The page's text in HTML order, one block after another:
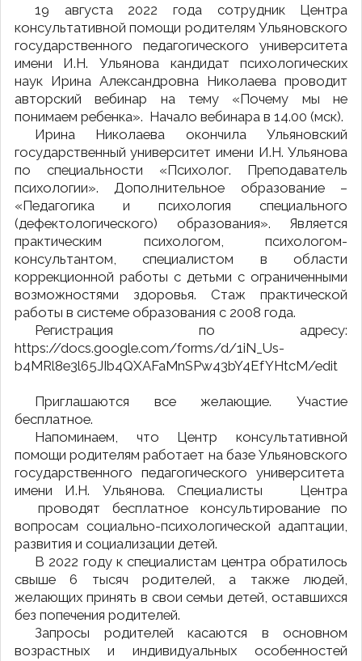
19 августа 2022 года сотрудник Центра
консультативной помощи родителям Ульяновского
государственного педагогического университета
имени И.Н. Ульянова кандидат психологических
наук Ирина Александровна Николаева проводит
авторский вебинар на тему «Почему мы не
понимаем ребенка». Начало вебинара в 14.00 (мск).
Ирина Николаева окончила Ульяновский
государственный университет имени И.Н. Ульянова
по специальности «Психолог. Преподаватель
психологии». Дополнительное образование –
«Педагогика и психология специального
(дефектологического) образования». Является
практическим психологом, психологом-
консультантом, специалистом в области
коррекционной работы с детьми с ограниченными
возможностями здоровья. Стаж практической
работы в системе образования с 2008 года.
Регистрация по адресу:
https://docs.google.com/forms/d/1iN_Us-
b4MRl8e3l65JIb4QXAFaMnSPw43bY4EfYHtcM/edit
Приглашаются все желающие. Участие
бесплатное.
Напоминаем, что Центр консультативной
помощи родителям работает на базе Ульяновского
государственного педагогического университета
имени И.Н. Ульянова. Специалисты Центра
проводят бесплатное консультирование по
вопросам социально-психологической адаптации,
развития и социализации детей.
В 2022 году к специалистам центра обратилось
свыше 6 тысяч родителей, а также людей,
желающих принять в свои семьи детей, оставшихся
без попечения родителей.
Запросы родителей касаются в основном
возрастных и индивидуальных особенностей